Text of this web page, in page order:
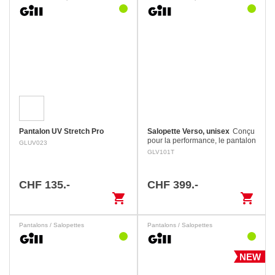
Pantalon UV Stretch Pro
GLUV023
CHF 135.-
shopping_cart
Salopette Verso, unisex Conçu
pour la performance, le pantalon
Verso est doté du tissu
GLV101T
CHF 399.-
shopping_cart
Pantalons / Salopettes Pantalons / Salopettes
NEW